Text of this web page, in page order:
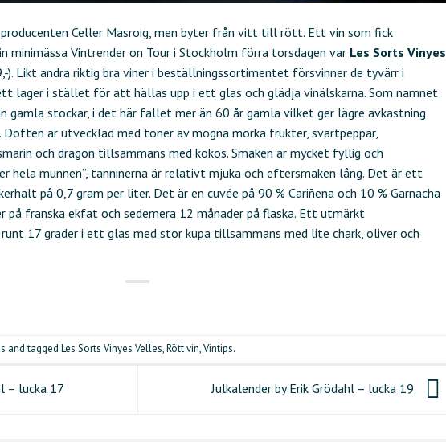
Celler Masroig, men byter från vitt till rött. Ett vin som fick
minimässa Vintrender on Tour i Stockholm förra torsdagen var Les Sorts Vinyes
). Likt andra riktig bra viner i beställningssortimentet försvinner de tyvärr i
lager i stället för att hällas upp i ett glas och glädja vinälskarna. Som namnet
gamla stockar, i det här fallet mer än 60 år gamla vilket ger lägre avkastning
är utvecklad med toner av mogna mörka frukter, svartpeppar,
och dragon tillsammans med kokos. Smaken är mycket fyllig och
hela munnen”, tanninerna är relativt mjuka och eftersmaken lång. Det är ett
på 0,7 gram per liter. Det är en cuvée på 90 % Cariñena och 10 % Garnacha
på franska ekfat och sedemera 12 månader på flaska. Ett utmärkt
17 grader i ett glas med stor kupa tillsammans med lite chark, oliver och
and tagged Les Sorts Vinyes Velles,Rött vin,Vintips.
– lucka 17 Julkalender by Erik Grödahl – lucka 19